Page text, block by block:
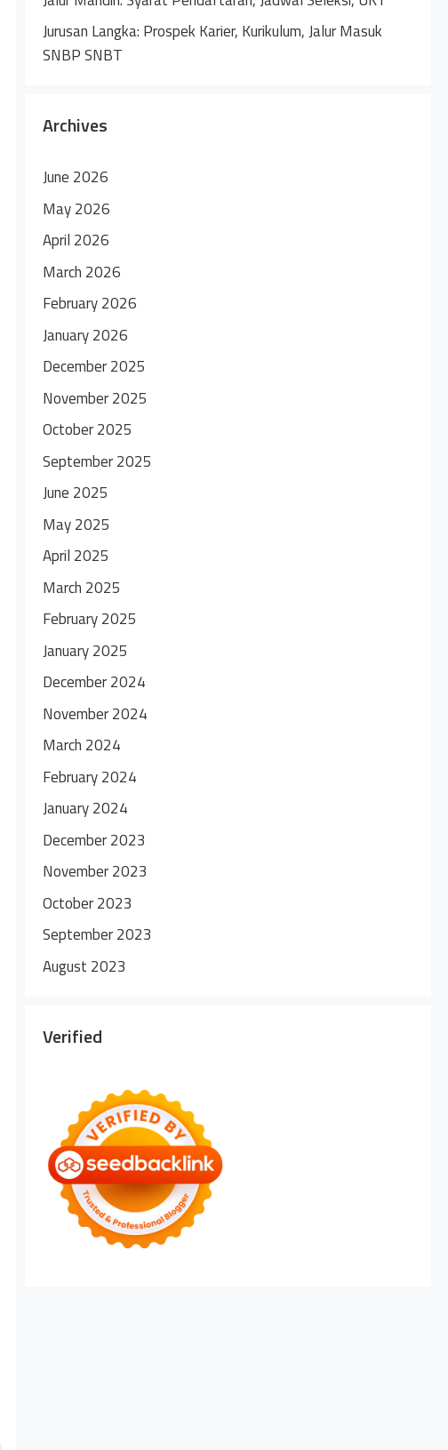
Jurusan Langka: Prospek Karier, Kurikulum, Jalur Masuk
SNBP SNBT
Archives
June 2026
May 2026
April 2026
March 2026
February 2026
January 2026
December 2025
November 2025
October 2025
September 2025
June 2025
May 2025
April 2025
March 2025
February 2025
January 2025
December 2024
November 2024
March 2024
February 2024
January 2024
December 2023
November 2023
October 2023
September 2023
August 2023
Verified